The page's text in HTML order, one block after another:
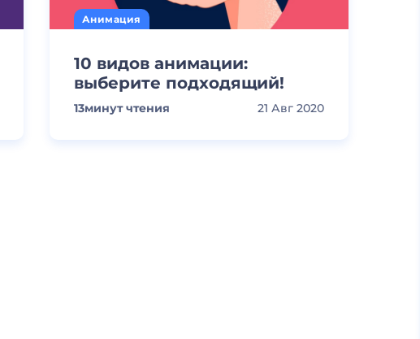
Анимация
10 видов анимации:
выберите подходящий!
13минут чтения 21 Авг 2020